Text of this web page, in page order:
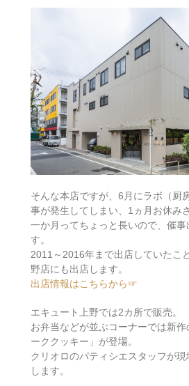
そんな本店ですが、6月にラボ（厨
事が発生してしまい、1ヵ月お休み
一か月ってちょっと長いので、催事
す。
2011～2016年まで出店していたこ
野店にも出店します。
出店情報はこちらから☞
エキュート上野では2カ所で販売。
お弁当などが並ぶコーナーでは新作
ーククッキー」が登場。
クリオロのパティシエスタッフが
します。